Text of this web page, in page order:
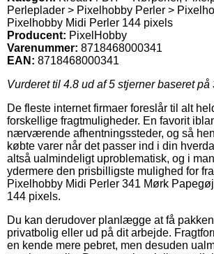
Perleplader > Pixelhobby Perler >
Pixelhobby Midi Perler 144 pixels
Producent: PixelHobby
Varenummer: 8718468000341
EAN: 8718468000341
Vurderet til 4.8 ud af 5 stjerner baseret på
De fleste internet firmaer foreslår til alt
forskellige fragtmuligheder. En favorit
nærværende afhentningssteder, og så
købte varer når det passer ind i din
altså ualmindeligt uproblematisk, og i
ydermere den prisbilligste mulighed for
Pixelhobby Midi Perler 341 Mørk
144 pixels.
Du kan derudover planlægge at få
privatbolig eller ud på dit arbejde.
en kende mere pebret, men desuden